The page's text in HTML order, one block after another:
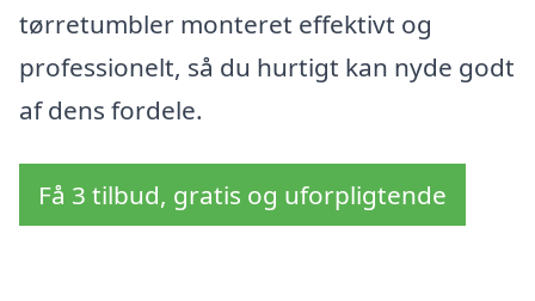
tørretumbler monteret effektivt og
professionelt, så du hurtigt kan nyde godt
af dens fordele.
Få 3 tilbud, gratis og uforpligtende